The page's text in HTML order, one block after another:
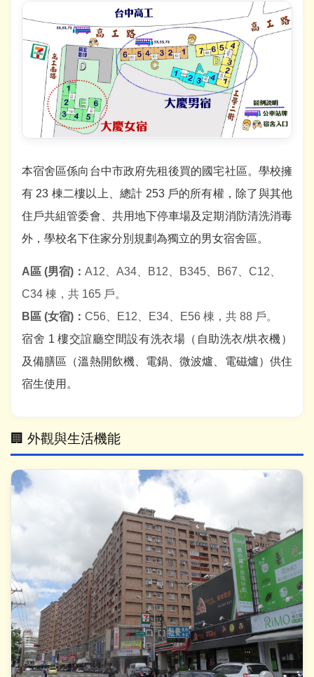
本宿舍區係向台中市政府先租後買的國宅社區。學校擁
有 23 棟二樓以上、總計 253 戶的所有權，除了與其他
住戶共組管委會、共用地下停車場及定期消防清洗消毒
外，學校名下住家分別規劃為獨立的男女宿舍區。
A區 (男宿)： A12、A34、B12、B345、B67、C12、
C34 棟，共 165 戶。
B區 (女宿)： C56、E12、E34、E56 棟，共 88 戶。
宿舍 1 樓交誼廳空間設有洗衣場（自助洗衣/烘衣機）
及備膳區（溫熱開飲機、電鍋、微波爐、電磁爐）供住
宿生使用。
🏢 外觀與生活機能